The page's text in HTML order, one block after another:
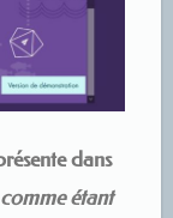
dans
étant